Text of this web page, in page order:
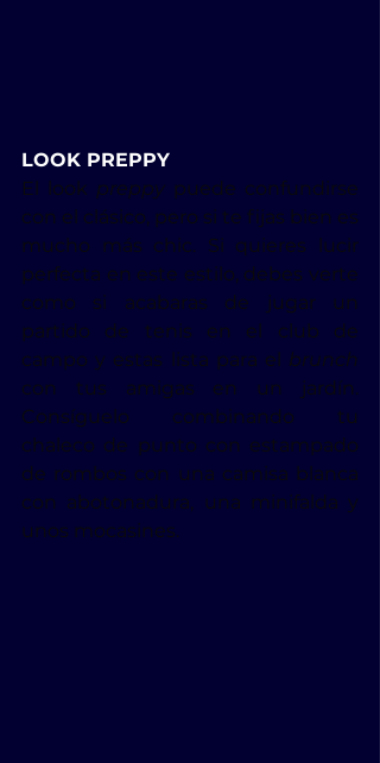
LOOK PREPPY
El look preppy puede confundirse
con el clásico, pero si te fijas bien es
mucho más chic.
Si quieres lucir
perfecta en este estilo, debes verte
como si acabaras de jugar un
partido de tenis en el club de
campo y estas lista para el brunch
con tus amigas en un jardín.
Consíguelo combinando tu
chaleco de punto con estampado
de rombos con una camisa blanca
con abotonadura, una minifalda y
unos mocasines.